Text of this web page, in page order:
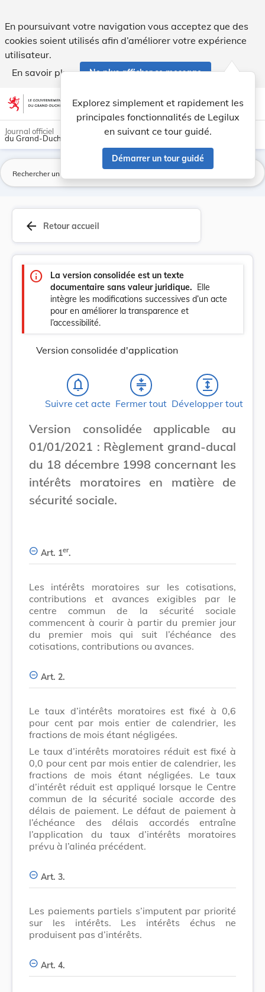
En poursuivant votre navigation vous acceptez que des
cookies soient utilisés afin d’améliorer votre expérience
utilisateur.
En savoir plus
Ne plus afficher ce message
Aller au contenu account_circle help Aide
Explorez simplement et rapidement les
principales fonctionnalités de Legilux
en suivant ce tour guidé.
Démarrer un tour guidé
light_mode dark_mode
Journal officiel
du Grand-Duché de Luxembourg
arrow_back Retour accueil
info
La version consolidée est un texte
documentaire sans valeur juridique. Elle
intègre les modifications successives d’un acte
pour en améliorer la transparence et
l’accessibilité.
Version consolidée d'application
notifications_none
Suivre cet acte
compress
Fermer tout
expand
Développer tout
Version consolidée applicable au
01/01/2021 : Règlement grand-ducal
du 18 décembre 1998 concernant les
intérêts moratoires en matière de
sécurité sociale.
Art. 1er.
Les intérêts moratoires sur les cotisations,
contributions et avances exigibles par le
centre commun de la sécurité sociale
commencent à courir à partir du premier jour
du premier mois qui suit l’échéance des
cotisations, contributions ou avances.
Art. 2.
Le taux d’intérêts moratoires est fixé à 0,6
pour cent par mois entier de calendrier, les
fractions de mois étant négligées.
Le taux d’intérêts moratoires réduit est fixé à
0,0 pour cent par mois entier de calendrier, les
fractions de mois étant négligées. Le taux
d’intérêt réduit est appliqué lorsque le Centre
commun de la sécurité sociale accorde des
délais de paiement. Le défaut de paiement à
l’échéance des délais accordés entraîne
l’application du taux d’intérêts moratoires
prévu à l’alinéa précédent.
Art. 3.
Les paiements partiels s’imputent par priorité
sur les intérêts. Les intérêts échus ne
produisent pas d’intérêts.
Art. 4.